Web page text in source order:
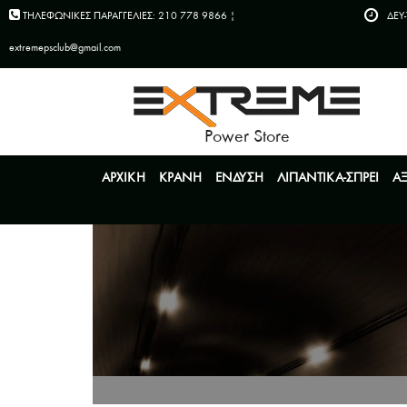
ΤΗΛΕΦΩΝΙΚΕΣ ΠΑΡΑΓΓΕΛΙΕΣ: 210 778 9866 |
extremepsclub@gmail.com
Power Store
ΑΡΧΙΚΗ ΚΡΑΝΗ ΕΝΔΥΣΗ ΛΙΠΑΝΤΙΚΑ-ΣΠΡΕΙ